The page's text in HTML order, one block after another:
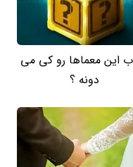
این معماها رو کی می
دونه ؟